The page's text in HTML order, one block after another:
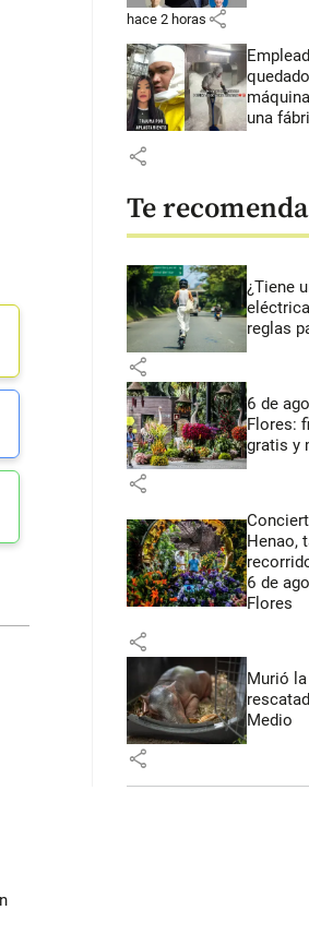
hace 2 horas share
una
share
Te
¿Tiene
reglas
share
6 de
Flores:
gratis y
share
Henao,
6 de
Flores
share
Murió
Medio
share